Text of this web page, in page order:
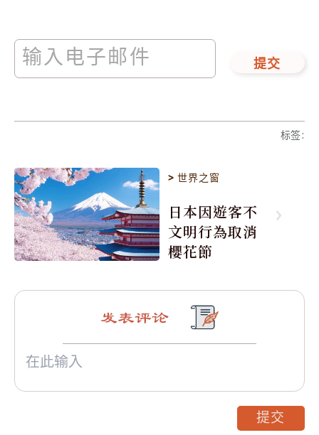
提交
标签:
>世界之窗
日本因遊客不
文明行為取消
櫻花節
发表评论
提交